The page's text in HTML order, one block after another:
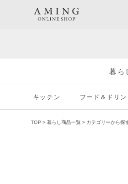
HOT KEY WORD
暮ら
キッチン フード＆ドリン
TOP 暮らし商品一覧 カテゴリーから探